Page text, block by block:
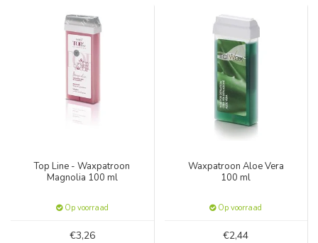
Top Line - Waxpatroon
Magnolia 100 ml
Op voorraad
€3,26
Waxpatroon Aloe Vera
100 ml
Op voorraad
€2,44